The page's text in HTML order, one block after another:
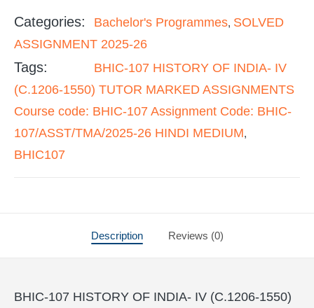
Categories: Bachelor's Programmes, SOLVED
ASSIGNMENT 2025-26
Tags:
BHIC-107 HISTORY OF INDIA- IV
(C.1206-1550) TUTOR MARKED ASSIGNMENTS
Course code: BHIC-107 Assignment Code: BHIC-
107/ASST/TMA/2025-26 HINDI MEDIUM,
BHIC107
Description Reviews (0)
BHIC-107 HISTORY OF INDIA- IV (C.1206-1550)